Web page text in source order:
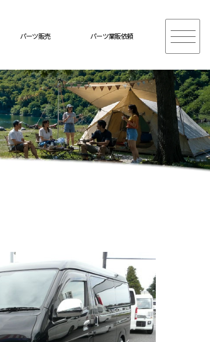
パーツ販売 パーツ業販依頼